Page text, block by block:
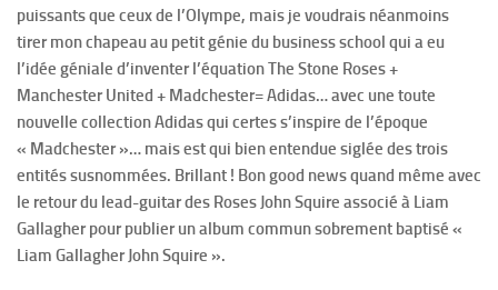
puissants que ceux de l’Olympe, mais je voudrais néanmoins
tirer mon chapeau au petit génie du business school qui a eu
l’idée géniale d’inventer l’équation The Stone Roses +
Manchester United + Madchester= Adidas… avec une toute
nouvelle collection Adidas qui certes s’inspire de l’époque
« Madchester »… mais est qui bien entendue siglée des trois
entités susnommées. Brillant ! Bon good news quand même avec
le retour du lead-guitar des Roses John Squire associé à Liam
Gallagher pour publier un album commun sobrement baptisé «
Liam Gallagher John Squire ».